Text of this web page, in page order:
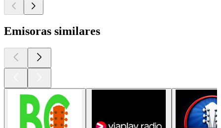
Emisoras similares